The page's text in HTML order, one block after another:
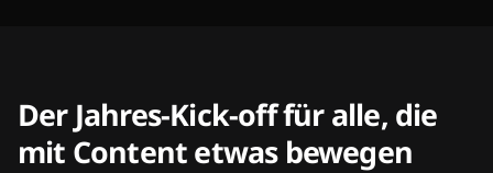
Der Jahres-Kick-off für alle, die
mit Content etwas bewegen